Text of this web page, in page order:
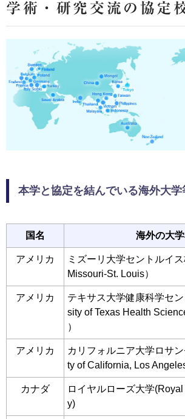
学術・研究交流の協定
本学と協定を結んでいる海外大学
国名 海外の大
アメリカ
ミズーリ大学セントルイ
Missouri-St. Louis）
アメリカ
テキサス大学健康科学セ
sity of Texas Health
）
アメリカ
カリフォルニア大学ロサ
ty of California, Los
カナダ
ロイヤルローズ大学
y)